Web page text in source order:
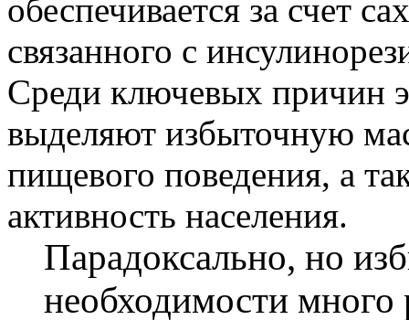
обеспечивается за счет
связанного с
Среди ключевых причин
выделяют избыточную
пищевого поведения, а
активность населения.
Парадоксально, но
необходимости